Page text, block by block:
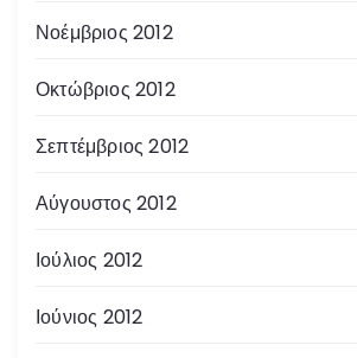
Νοέμβριος 2012
Οκτώβριος 2012
Σεπτέμβριος 2012
Αύγουστος 2012
Ιούλιος 2012
Ιούνιος 2012